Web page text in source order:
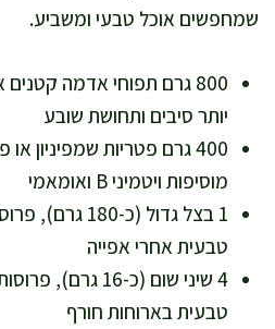
שמחפשים אוכל טבעי ומשביע.
800 גרם תפוחי אדמה
יותר סיבים ותחושת שובע
400 גרם פטריות שמפיניון
מוסיפות ויטמיני B ואומאמי
1 בצל גדול (כ-
טבעית אחרי אפייה
4 שיני שום (כ-16
טבעית בארוחות חורף